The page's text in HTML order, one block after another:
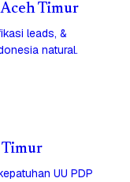
Timur
leads, &
natural.
Timur
UU PDP